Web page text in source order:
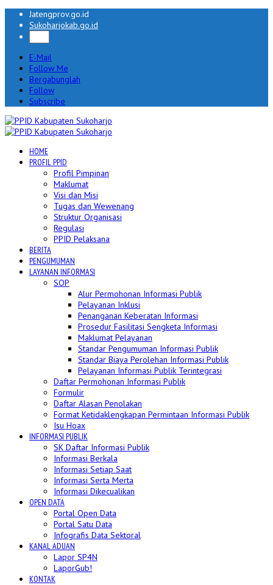
Jatengprov.go.id
Sukoharjokab.go.id
E-Mail
Follow Me
Bergabunglah
Follow
Subscribe
HOME
PROFIL PPID
Profil Pimpinan
Maklumat
Visi dan Misi
Tugas dan Wewenang
Struktur Organisasi
Regulasi
PPID Pelaksana
BERITA
PENGUMUMAN
LAYANAN INFORMASI
SOP
Alur Permohonan Informasi Publik
Pelayanan Inklusi
Penanganan Keberatan Informasi
Prosedur Fasilitasi Sengketa Informasi
Maklumat Pelayanan
Standar Pengumuman Informasi Publik
Standar Biaya Perolehan Informasi Publik
Pelayanan Informasi Publik Terintegrasi
Daftar Permohonan Informasi Publik
Formulir
Daftar Alasan Penolakan
Format Ketidaklengkapan Permintaan Informasi Publik
Isu Hoax
INFORMASI PUBLIK
SK Daftar Informasi Publik
Informasi Berkala
Informasi Setiap Saat
Informasi Serta Merta
Informasi Dikecualikan
OPEN DATA
Portal Open Data
Portal Satu Data
Infografis Data Sektoral
KANAL ADUAN
Lapor SP4N
LaporGub!
KONTAK